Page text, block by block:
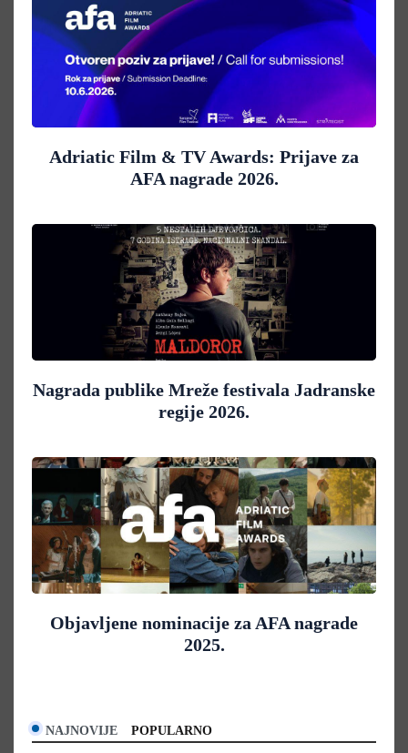
Adriatic Film & TV Awards: Prijave za
AFA nagrade 2026.
Nagrada publike Mreže festivala Jadranske
regije 2026.
Objavljene nominacije za AFA nagrade
2025.
NAJNOVIJE POPULARNO